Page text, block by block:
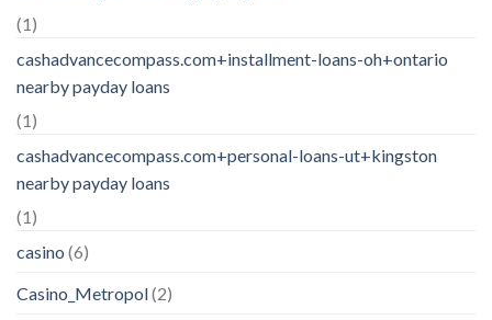
(1)
cashadvancecompass.com+installment-loans-oh+ontario
nearby payday loans
(1)
cashadvancecompass.com+personal-loans-ut+kingston
nearby payday loans
(1)
casino (6)
Casino_Metropol(2)